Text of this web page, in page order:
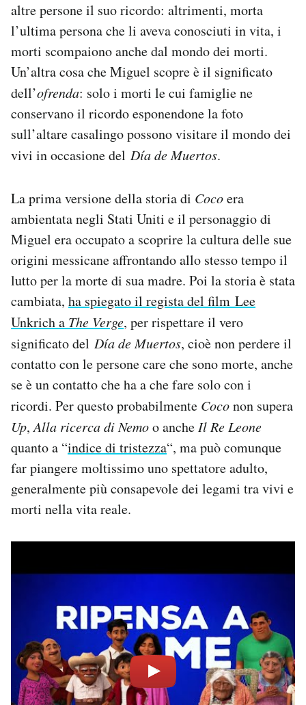
altre persone il suo ricordo: altrimenti, morta
l’ultima persona che li aveva conosciuti in vita, i
morti scompaiono anche dal mondo dei morti.
Un’altra cosa che Miguel scopre è il significato
dell’ofrenda: solo i morti le cui famiglie ne
conservano il ricordo esponendone la foto
sull’altare casalingo possono visitare il mondo dei
vivi in occasione del Día de Muertos.
La prima versione della storia di Cocoera
ambientata negli Stati Uniti e il personaggio di
Miguel era occupato a scoprire la cultura delle sue
origini messicane affrontando allo stesso tempo il
lutto per la morte di sua madre. Poi la storia è stata
cambiata, ha spiegato il regista del film Lee
Unkrich a The Verge, per rispettare il vero
significato del Día de Muertos, cioè non perdere il
contatto con le persone care che sono morte, anche
se è un contatto che ha a che fare solo con i
ricordi. Per questo probabilmente Coconon supera
Up,Alla ricerca di Nemoo ancheIl Re Leone
quanto a “indice di tristezza“, ma può comunque
far piangere moltissimo uno spettatore adulto,
generalmente più consapevole dei legami tra vivi e
morti nella vita reale.